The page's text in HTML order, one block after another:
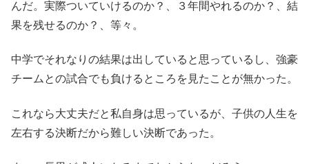
んだ。実際ついていけるのか？、３年間やれるのか？、結
果を残せるのか？、等々。
中学でそれなりの結果は出していると思っているし、強豪
チームとの試合でも負けるところを見たことが無かった。
これなら大丈夫だと私自身は思っているが、子供の人生を
左右する決断だから難しい決断であった。